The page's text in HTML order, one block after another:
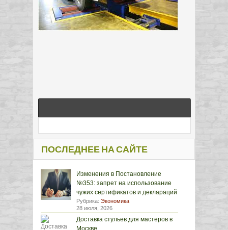
ПОСЛЕДНЕЕ НА САЙТЕ
Изменения в Постановление
№353: запрет на использование
чужих сертификатов и деклараций
Рубрика: Экономика
28 июля, 2026
Доставка стульев для мастеров в
Москве